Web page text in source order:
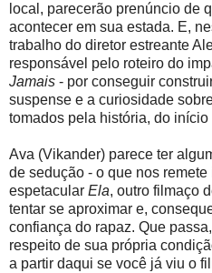
local, parecerão prenúncio de
acontecer em sua estada. E,
trabalho do diretor estreante
responsável pelo roteiro do
Jamais - por conseguir
suspense e a curiosidade
tomados pela história, do início
Ava (Vikander) parece ter
de sedução - o que nos
espetacular Ela, outro filmaço
tentar se aproximar e,
confiança do rapaz. Que
respeito de sua própria
a partir daqui se você já viu o